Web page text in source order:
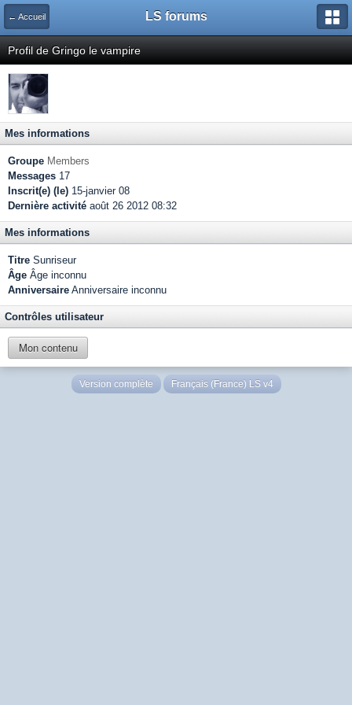
← Accueil LS forums
Profil de Gringo le vampire
Mes informations
Groupe Members
Messages 17
Inscrit(e) (le) 15-janvier 08
Dernière activité août 26 2012 08:32
Mes informations
Titre Sunriseur
Âge Âge inconnu
Anniversaire Anniversaire inconnu
Contrôles utilisateur
Mon contenu
Version complète Français (France) LS v4